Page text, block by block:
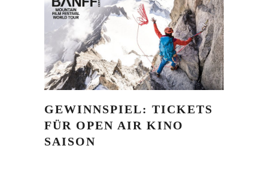
GEWINNSPIEL: TICKETS
FÜR OPEN AIR KINO
SAISON